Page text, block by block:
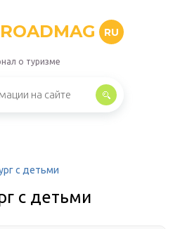
RU
о туризме
с детьми
с детьми